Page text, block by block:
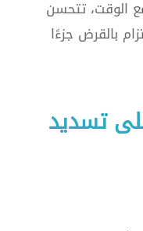
الوقت، تتحسن
بالقرض جزءًا
تسديد